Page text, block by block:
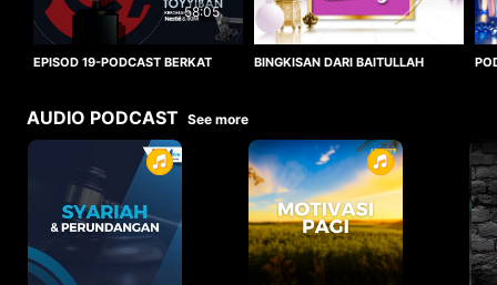
58:05
EPISOD 19-PODCAST BERKAT
BINGKISAN DARI BAITULLAH
AUDIO PODCAST See more